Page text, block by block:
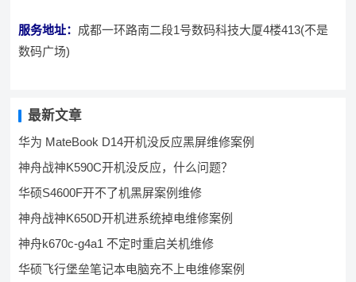
服务地址： 成都一环路南二段1号数码科技大厦4楼413(不是
数码广场)
最新文章
华为 MateBook D14开机没反应黑屏维修案例
神舟战神K590C开机没反应，什么问题？
华硕S4600F开不了机黑屏案例维修
神舟战神K650D开机进系统掉电维修案例
神舟k670c-g4a1 不定时重启关机维修
华硕飞行堡垒笔记本电脑充不上电维修案例